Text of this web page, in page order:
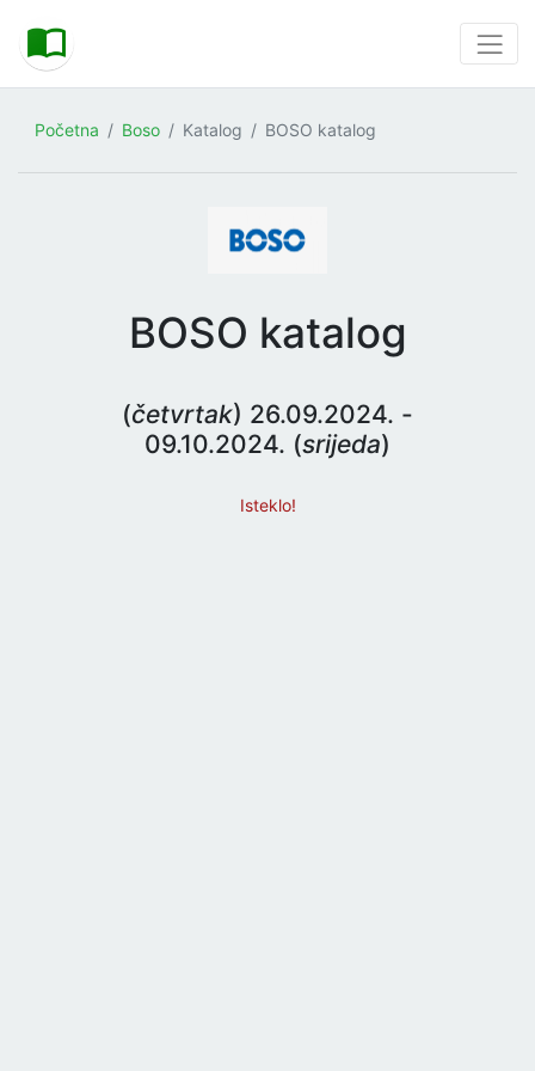
Početna Boso Katalog BOSO katalog
BOSO katalog
(četvrtak) 26.09.2024. -
09.10.2024. (srijeda)
Isteklo!